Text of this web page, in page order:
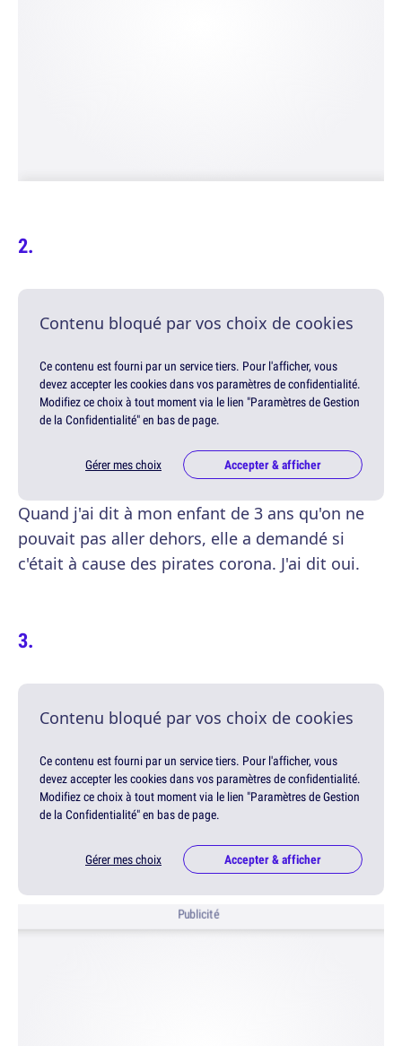
Contenu bloqué par vos choix de cookies
Ce contenu est fourni par un service tiers. Pour l'afficher, vous
devez accepter les cookies dans vos paramètres de confidentialité.
Modifiez ce choix à tout moment via le lien "Paramètres de Gestion
de la Confidentialité" en bas de page.
Gérer mes choix Accepter & afficher
Quand j'ai dit à mon enfant de 3 ans qu'on ne
pouvait pas aller dehors, elle a demandé si
c'était à cause des pirates corona. J'ai dit oui.
Contenu bloqué par vos choix de cookies
Ce contenu est fourni par un service tiers. Pour l'afficher, vous
devez accepter les cookies dans vos paramètres de confidentialité.
Modifiez ce choix à tout moment via le lien "Paramètres de Gestion
de la Confidentialité" en bas de page.
Gérer mes choix Accepter & afficher
Publicité